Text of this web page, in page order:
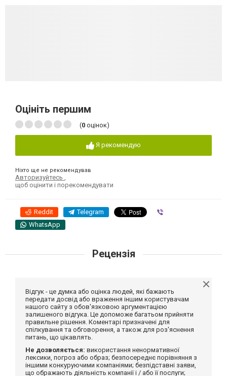
Оцініть першим
(0 оцінок)
Я рекомендую
Ніхто ще не рекомендував
Авторизуйтесь
щоб оцінити і порекомендувати
Reddit Telegram
WhatsApp
Рецензія
Відгук - це думка або оцінка людей, які бажають
передати досвід або враження іншим користувачам
нашого сайту з обов'язковою аргументацією
залишеного відгука. Це допоможе багатьом прийняти
правильне рішення. Коментарі призначені для
спілкування та обговорення, а також для роз'яснення
питань, що цікавлять.
Не дозволяється: використання ненормативної
лексики, погроз або образ; безпосереднє порівняння з
іншими конкуруючими компаніями; безпідставні заяви,
що ображають діяльність компанії і / або її послуги;